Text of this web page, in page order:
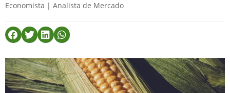
Economista | Analista de Mercado